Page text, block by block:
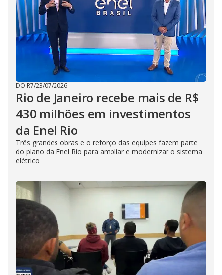
DO R7/23/07/2026
Rio de Janeiro recebe mais de R$
430 milhões em investimentos
da Enel Rio
Três grandes obras e o reforço das equipes fazem parte
do plano da Enel Rio para ampliar e modernizar o sistema
elétrico